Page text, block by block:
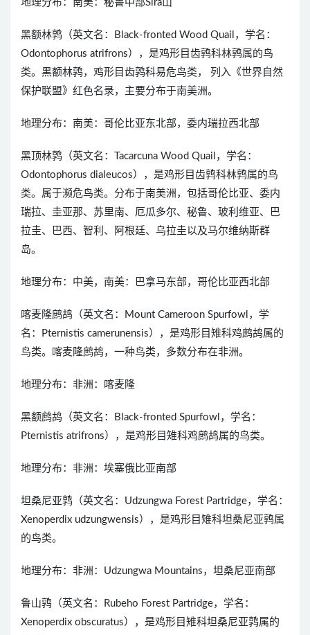
地理分布：南美：秘鲁中部Sira山
黑额林鹑（英文名：Black-fronted Wood Quail，学名：
Odontophorus atrifrons），是鸡形目齿鹑科林鹑属的鸟
类。黑额林鹑，鸡形目齿鹑科易危鸟类， 列入《世界自然
保护联盟》红色名录，主要分布于南美洲。
地理分布：南美：哥伦比亚东北部，委内瑞拉西北部
黑顶林鹑（英文名：Tacarcuna Wood Quail，学名：
Odontophorus dialeucos），是鸡形目齿鹑科林鹑属的鸟
类。属于濒危鸟类。分布于南美洲，包括哥伦比亚、委内
瑞拉、圭亚那、苏里南、厄瓜多尔、秘鲁、玻利维亚、巴
拉圭、巴西、智利、阿根廷、乌拉圭以及马尔维纳斯群
岛。
地理分布：中美，南美：巴拿马东部，哥伦比亚西北部
喀麦隆鹧鸪（英文名：Mount Cameroon Spurfowl，学
名：Pternistis camerunensis），是鸡形目雉科鸡鹧鸪属的
鸟类。喀麦隆鹧鸪，一种鸟类，多数分布在非洲。
地理分布：非洲：喀麦隆
黑额鹧鸪（英文名：Black-fronted Spurfowl，学名：
Pternistis atrifrons），是鸡形目雉科鸡鹧鸪属的鸟类。
地理分布：非洲：埃塞俄比亚南部
坦桑尼亚鹑（英文名：Udzungwa Forest Partridge，学名：
Xenoperdix udzungwensis），是鸡形目雉科坦桑尼亚鹑属
的鸟类。
地理分布：非洲：Udzungwa Mountains，坦桑尼亚南部
鲁山鹑（英文名：Rubeho Forest Partridge，学名：
Xenoperdix obscuratus），是鸡形目雉科坦桑尼亚鹑属的